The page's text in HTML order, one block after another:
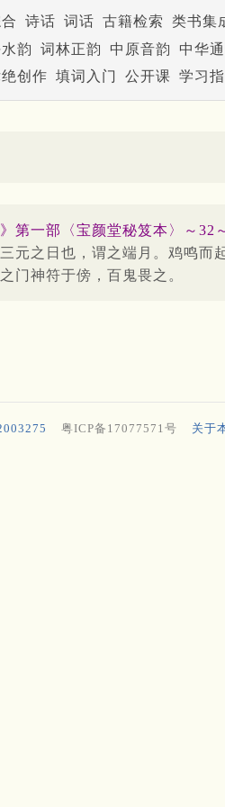
诗话 词话 古籍检索 类书集
韵 词林正韵 中原音韵 中华
创作 填词入门 公开课 学习
第一部〈宝颜堂秘笈本〉～32
元之日也，谓之端月。鸡鸣而
门神符于傍，百鬼畏之。
粤ICP备17077571号 关于